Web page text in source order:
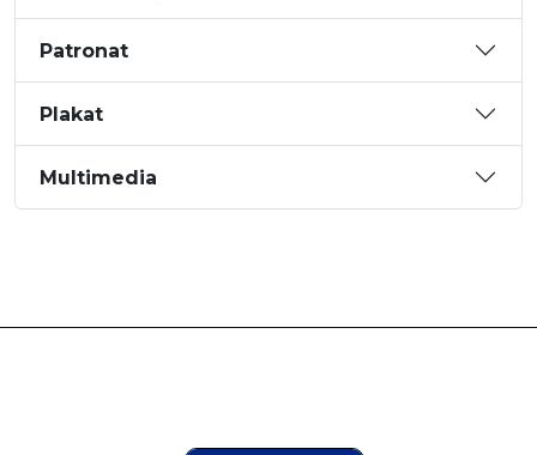
Patronat
Plakat
Multimedia